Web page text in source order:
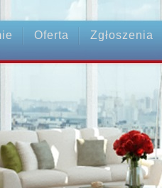
Oferta Zgłoszenia